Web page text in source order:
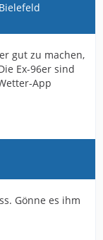
gut zu machen,
Ex-96er sind
App
Gönne es ihm